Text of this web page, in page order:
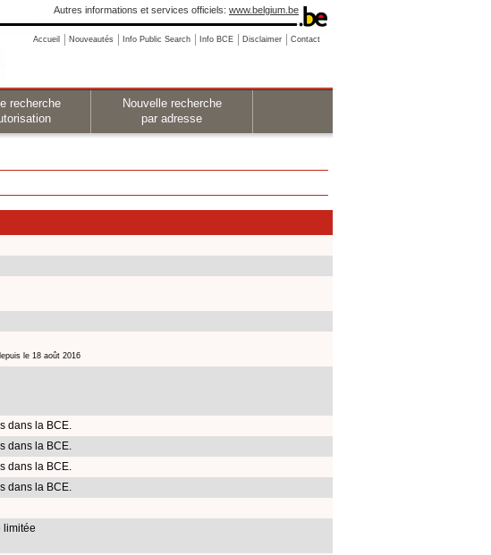
Autres informations et services officiels: www.belgium.be
Accueil Nouveautés Info Public Search Info BCE Disclaimer Contact
recherche
Nouvelle recherche
par adresse
le 18 août 2016
dans la BCE.
dans la BCE.
dans la BCE.
dans la BCE.
limitée